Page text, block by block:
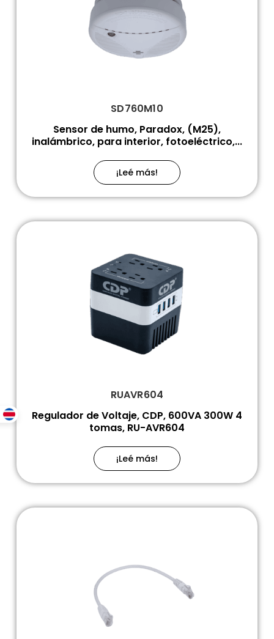
SD760M10
Sensor de humo, Paradox, (M25),
inalámbrico, para interior, fotoeléctrico,...
¡Leé más!
RUAVR604
Regulador de Voltaje, CDP, 600VA 300W 4
tomas, RU-AVR604
¡Leé más!